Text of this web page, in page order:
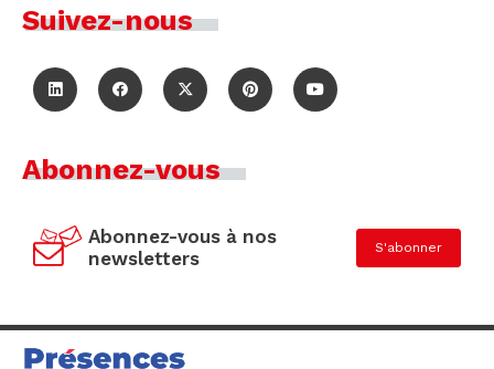
Suivez-nous
Abonnez-vous
Abonnez-vous à nos
newsletters
S'abonner